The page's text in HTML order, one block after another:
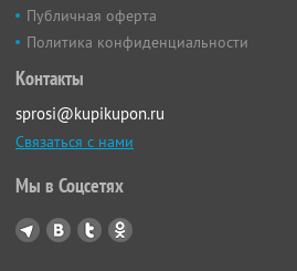
Публичная оферта
Политика конфиденциальности
Контакты
sprosi@kupikupon.ru
Связаться с нами
Мы в Соцсетях